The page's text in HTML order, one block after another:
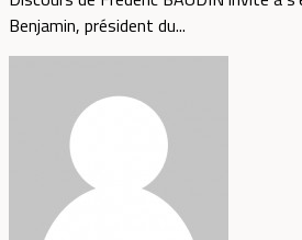
Benjamin, président du...